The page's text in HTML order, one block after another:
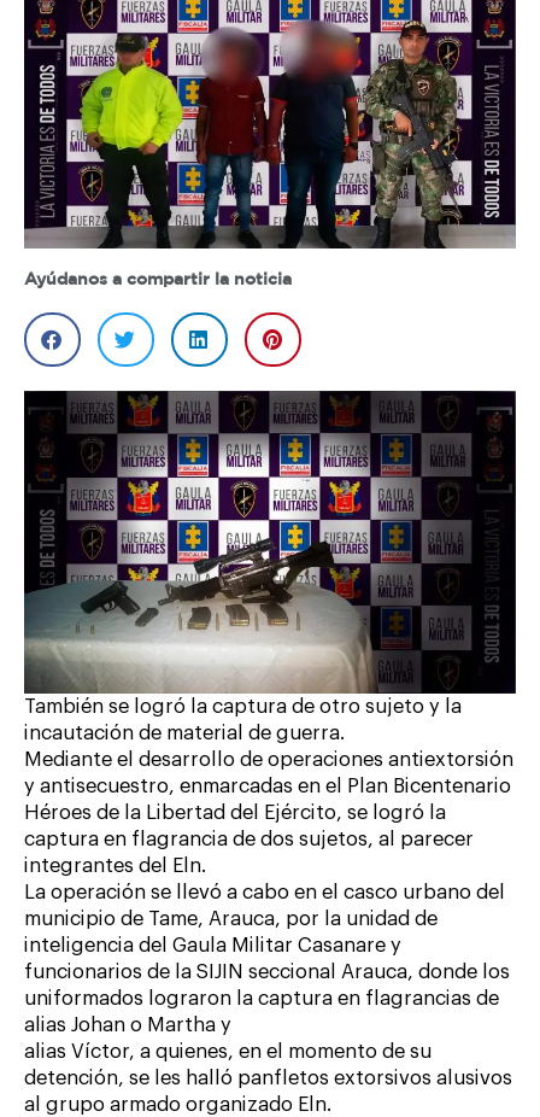
Ayúdanos a compartir la noticia
También se logró la captura de otro sujeto y la
incautación de material de guerra.
Mediante el desarrollo de operaciones antiextorsión
y antisecuestro, enmarcadas en el Plan Bicentenario
Héroes de la Libertad del Ejército, se logró la
captura en flagrancia de dos sujetos, al parecer
integrantes del Eln.
La operación se llevó a cabo en el casco urbano del
municipio de Tame, Arauca, por la unidad de
inteligencia del Gaula Militar Casanare y
funcionarios de la SIJIN seccional Arauca, donde los
uniformados lograron la captura en flagrancias de
alias Johan o Martha y
alias Víctor, a quienes, en el momento de su
detención, se les halló panfletos extorsivos alusivos
al grupo armado organizado Eln.